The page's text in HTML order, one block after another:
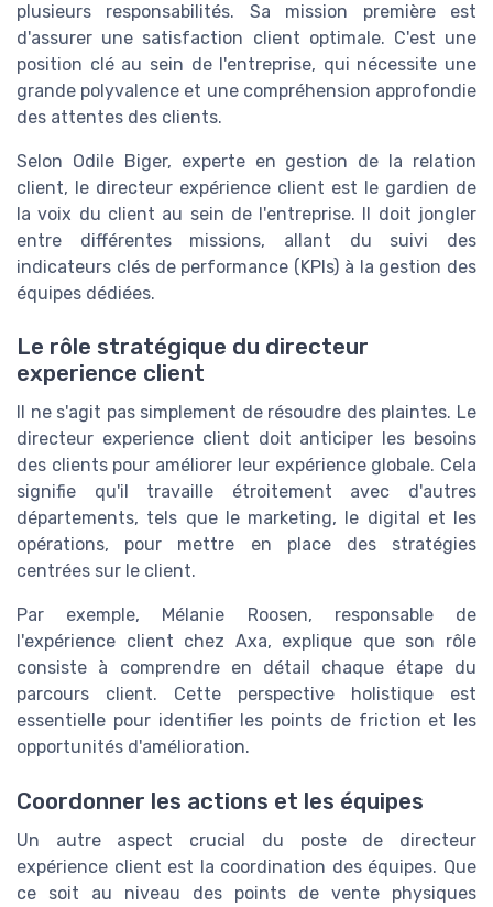
plusieurs responsabilités. Sa mission première est
d'assurer une satisfaction client optimale. C'est une
position clé au sein de l'entreprise, qui nécessite une
grande polyvalence et une compréhension approfondie
des attentes des clients.
Selon Odile Biger, experte en gestion de la relation
client, le directeur expérience client est le gardien de
la voix du client au sein de l'entreprise. Il doit jongler
entre différentes missions, allant du suivi des
indicateurs clés de performance (KPIs) à la gestion des
équipes dédiées.
Le rôle stratégique du directeur
experience client
Il ne s'agit pas simplement de résoudre des plaintes. Le
directeur experience client doit anticiper les besoins
des clients pour améliorer leur expérience globale. Cela
signifie qu'il travaille étroitement avec d'autres
départements, tels que le marketing, le digital et les
opérations, pour mettre en place des stratégies
centrées sur le client.
Par exemple, Mélanie Roosen, responsable de
l'expérience client chez Axa, explique que son rôle
consiste à comprendre en détail chaque étape du
parcours client. Cette perspective holistique est
essentielle pour identifier les points de friction et les
opportunités d'amélioration.
Coordonner les actions et les équipes
Un autre aspect crucial du poste de directeur
expérience client est la coordination des équipes. Que
ce soit au niveau des points de vente physiques